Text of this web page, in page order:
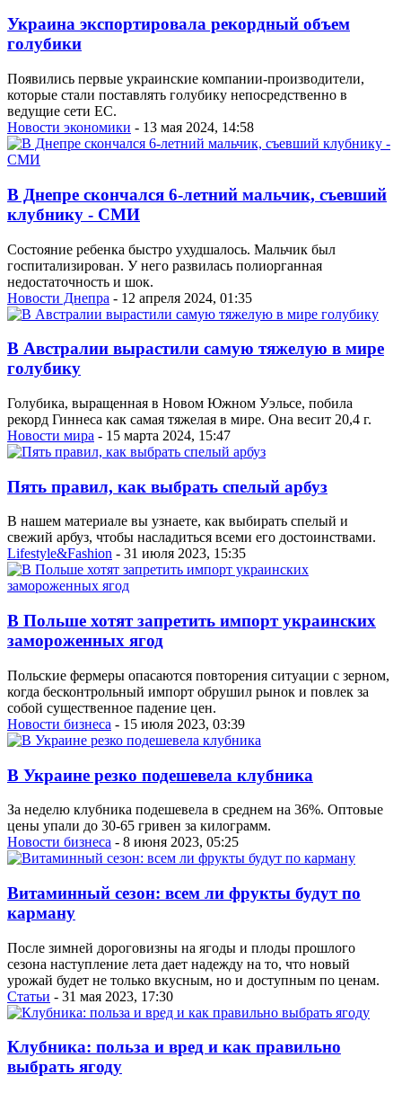
Украина экспортировала рекордный объем
голубики
Появились первые украинские компании-производители,
которые стали поставлять голубику непосредственно в
ведущие сети ЕС.
Новости экономики - 13 мая 2024, 14:58
В Днепре скончался 6-летний мальчик, съевший
клубнику - СМИ
Состояние ребенка быстро ухудшалось. Мальчик был
госпитализирован. У него развилась полиорганная
недостаточность и шок.
Новости Днепра - 12 апреля 2024, 01:35
В Австралии вырастили самую тяжелую в мире
голубику
Голубика, выращенная в Новом Южном Уэльсе, побила
рекорд Гиннеса как самая тяжелая в мире. Она весит 20,4 г.
Новости мира - 15 марта 2024, 15:47
Пять правил, как выбрать спелый арбуз
В нашем материале вы узнаете, как выбирать спелый и
свежий арбуз, чтобы насладиться всеми его достоинствами.
Lifestyle&Fashion - 31 июля 2023, 15:35
В Польше хотят запретить импорт украинских
замороженных ягод
Польские фермеры опасаются повторения ситуации с зерном,
когда бесконтрольный импорт обрушил рынок и повлек за
собой существенное падение цен.
Новости бизнеса - 15 июля 2023, 03:39
В Украине резко подешевела клубника
За неделю клубника подешевела в среднем на 36%. Оптовые
цены упали до 30-65 гривен за килограмм.
Новости бизнеса - 8 июня 2023, 05:25
Витаминный сезон: всем ли фрукты будут по
карману
После зимней дороговизны на ягоды и плоды прошлого
сезона наступление лета дает надежду на то, что новый
урожай будет не только вкусным, но и доступным по ценам.
Статьи - 31 мая 2023, 17:30
Клубника: польза и вред и как правильно
выбрать ягоду